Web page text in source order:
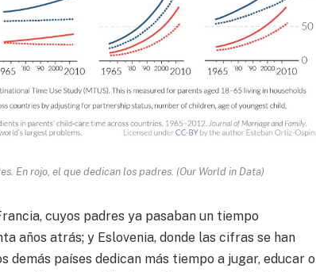
En rojo, el que dedican los padres. (Our World in Data)
cuyos padres ya pasaban un tiempo
años atrás; y Eslovenia, donde las cifras se han
demás países dedican más tiempo a jugar, educar o